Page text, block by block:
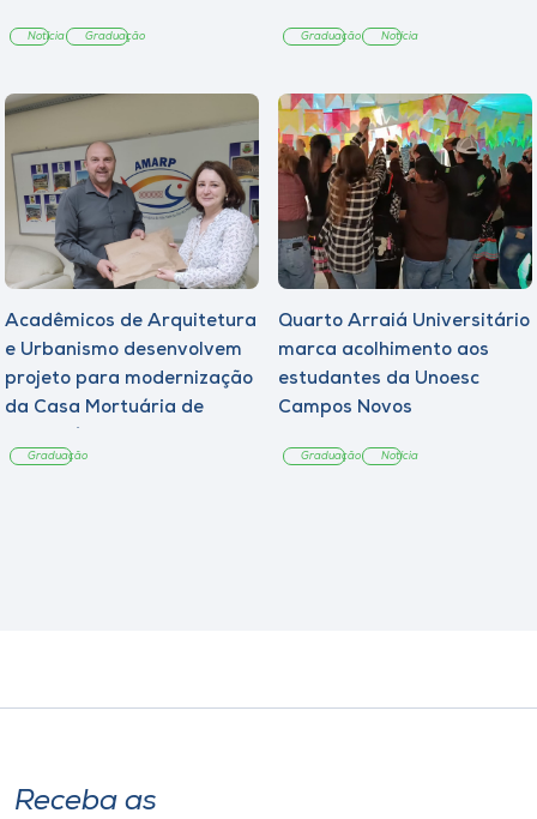
Notícia Graduação Graduação Notícia
Acadêmicos de Arquitetura
e Urbanismo desenvolvem
projeto para modernização
da Casa Mortuária de
Graduação
Quarto Arraiá Universitário
marca acolhimento aos
estudantes da Unoesc
Campos Novos
Graduação Notícia
Receba as